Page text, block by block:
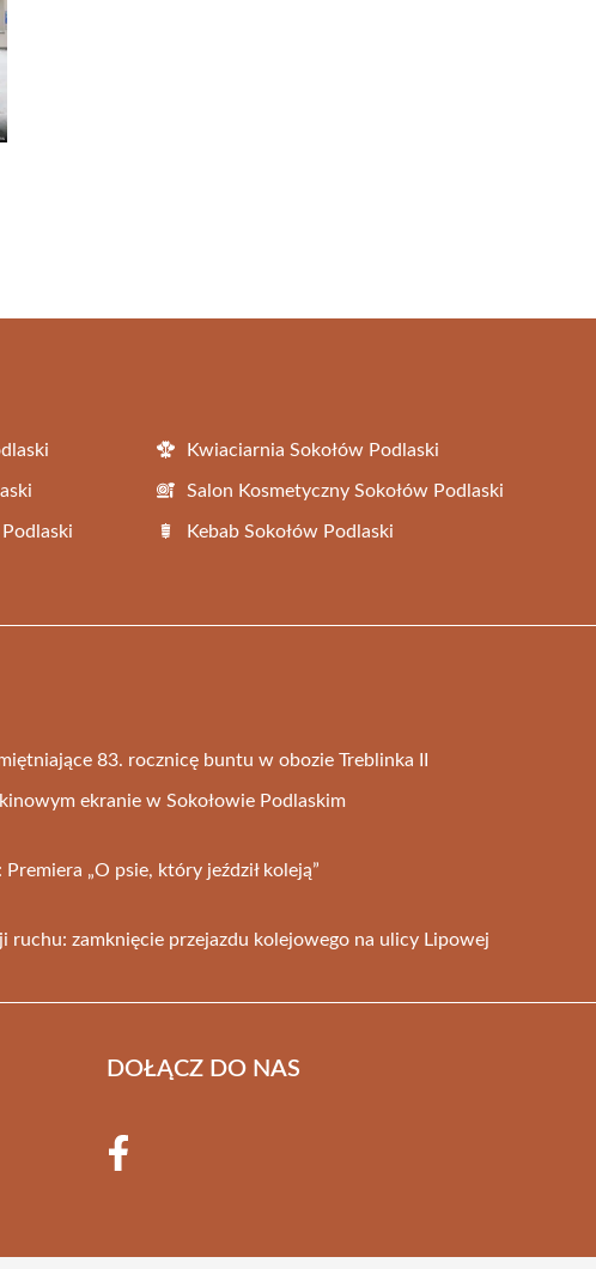
Kwiaciarnia Sokołów Podlaski
Salon Kosmetyczny Sokołów Podlaski
Kebab Sokołów Podlaski
83. rocznicę buntu w obozie Treblinka II
ekranie w Sokołowie Podlaskim
„O psie, który jeździł koleją”
ruchu: zamknięcie przejazdu kolejowego na ulicy Lipowej
DOŁĄCZ DO NAS